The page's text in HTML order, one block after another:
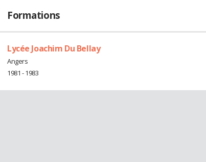
Formations
Lycée Joachim Du Bellay
Angers
1981 - 1983